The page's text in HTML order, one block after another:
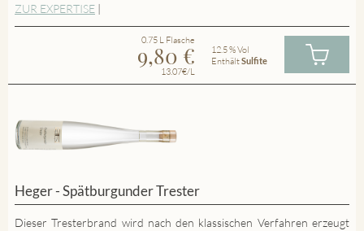
ZUR EXPERTISE |
0.75 L Flasche
9,80 €
13.07€/L
12.5 % Vol
EnthältSulfite
Heger - Spätburgunder Trester
Dieser Tresterbrand wird nach den klassischen Verfahren erzeugt